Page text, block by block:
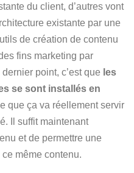
du client, d’autres vont
existante par une
de création de contenu
fins marketing par
point, c’est que les
se sont installés en
que ça va réellement servir
Il suffit maintenant
et de permettre une
même contenu.